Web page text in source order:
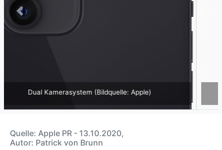
IP68-Schutz (Bildquelle: Apple)
Previous
Quelle: Apple PR - 13.10.2020,
Autor: Patrick von Brunn